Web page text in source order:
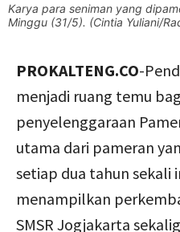
Karya para seniman yang
Minggu (31/5). (Cintia Yuliani/
PROKALTENG.CO-
menjadi ruang temu
penyelenggaraan
utama dari pameran
setiap dua tahun sekali
menampilkan
SMSR Jogjakarta